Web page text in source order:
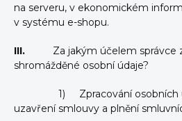
na serveru, v ekonomickém
v systému e-shopu.
III.
Za jakým účelem správce
shromážděné osobní údaje?
1) Zpracování osobních
uzavření smlouvy a plnění